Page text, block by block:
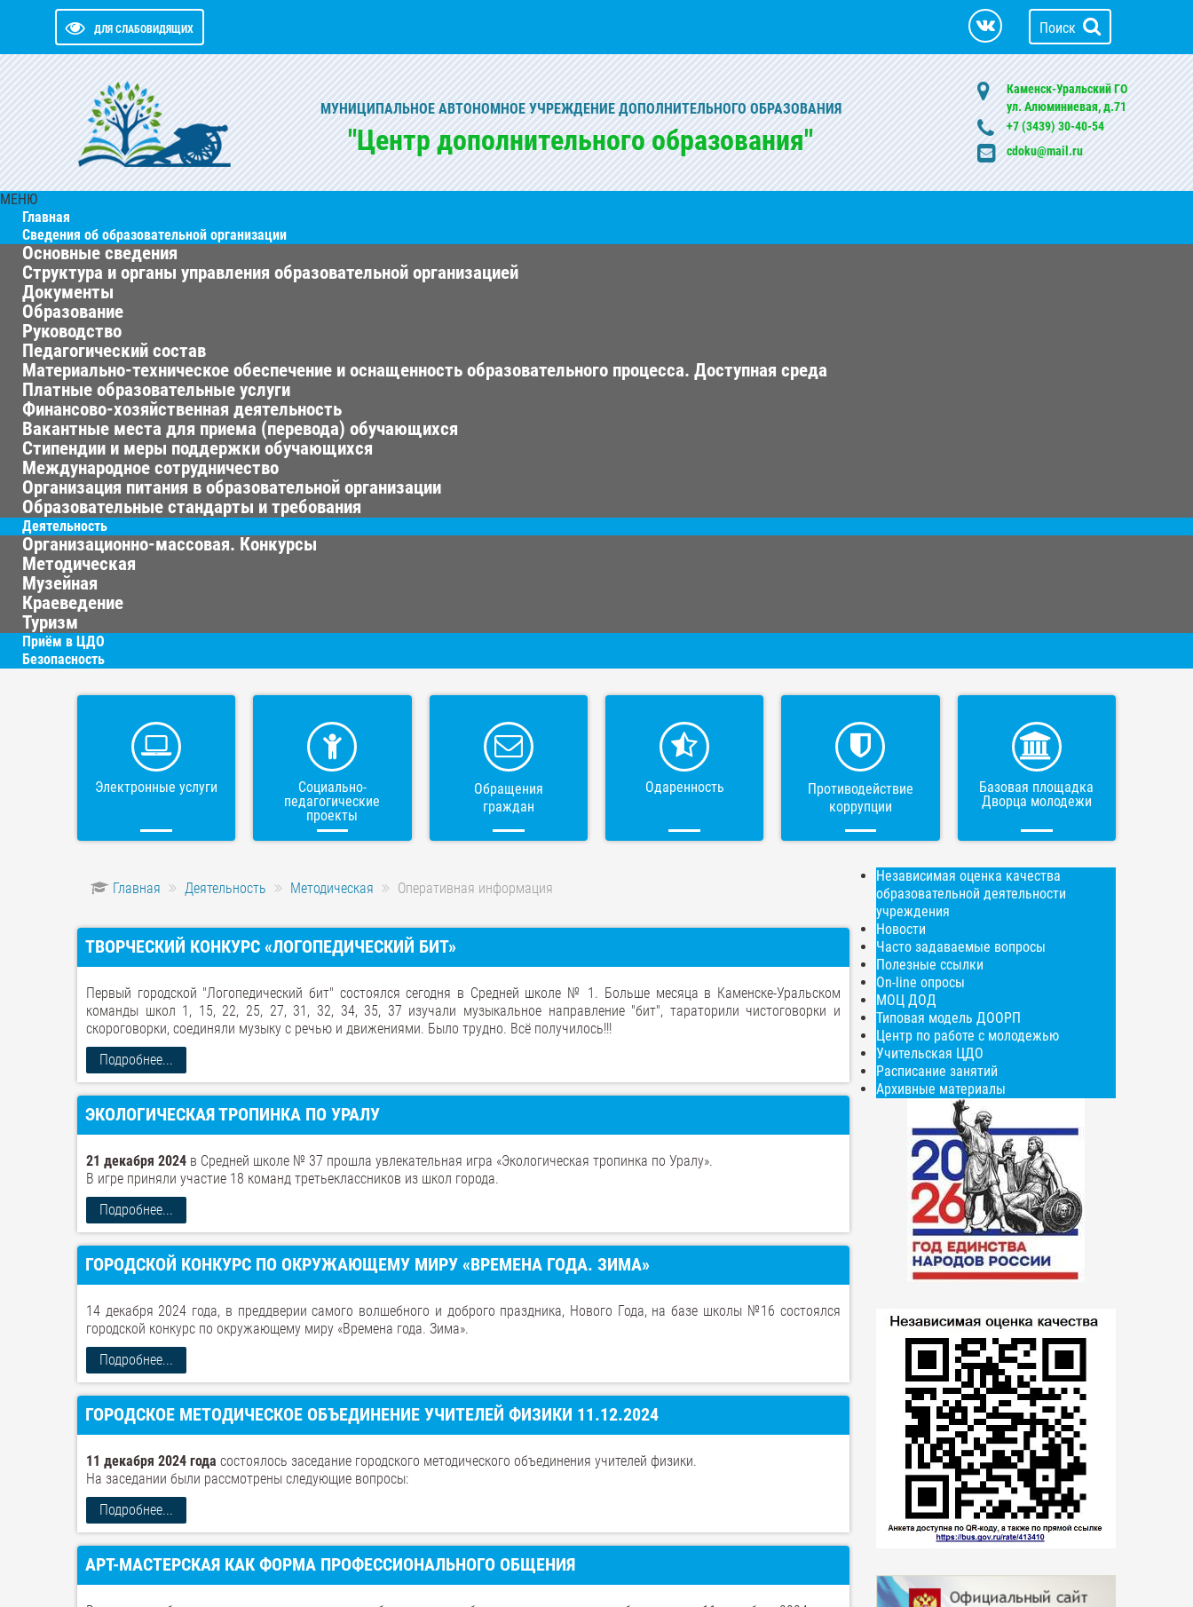
ДЛЯ СЛАБОВИДЯЩИХ Поиск
МУНИЦИПАЛЬНОЕ АВТОНОМНОЕ УЧРЕЖДЕНИЕ ДОПОЛНИТЕЛЬНОГО ОБРАЗОВАНИЯ
"Центр дополнительного образования"
Каменск-Уральский ГО
ул. Алюминиевая, д.71
+7 (3439) 30-40-54
cdoku@mail.ru
МЕНЮ
Главная
Сведения об образовательной организации
Основные сведения
Структура и органы управления образовательной организацией
Документы
Образование
Руководство
Педагогический состав
Материально-техническое обеспечение и оснащенность образовательного процесса. Доступная среда
Платные образовательные услуги
Финансово-хозяйственная деятельность
Вакантные места для приема (перевода) обучающихся
Стипендии и меры поддержки обучающихся
Международное сотрудничество
Организация питания в образовательной организации
Образовательные стандарты и требования
Деятельность
Организационно-массовая. Конкурсы
Методическая
Музейная
Краеведение
Туризм
Приём в ЦДО
Безопасность
Электронные услуги
Социально-
педагогические
проекты
Обращения
граждан
Одаренность
Противодействие
коррупции
Базовая площадка
Дворца молодежи
Главная Деятельность Методическая Оперативная информация
ТВОРЧЕСКИЙ КОНКУРС «ЛОГОПЕДИЧЕСКИЙ БИТ»
Первый городской "Логопедический бит" состоялся сегодня в Средней школе № 1. Больше месяца в Каменске-Уральском
команды школ 1, 15, 22, 25, 27, 31, 32, 34, 35, 37 изучали музыкальное направление "бит", тараторили чистоговорки и
скороговорки, соединяли музыку с речью и движениями. Было трудно. Всё получилось!!!
Подробнее...
ЭКОЛОГИЧЕСКАЯ ТРОПИНКА ПО УРАЛУ
21 декабря 2024 в Средней школе № 37 прошла увлекательная игра «Экологическая тропинка по Уралу».
В игре приняли участие 18 команд третьеклассников из школ города.
Подробнее...
ГОРОДСКОЙ КОНКУРС ПО ОКРУЖАЮЩЕМУ МИРУ «ВРЕМЕНА ГОДА. ЗИМА»
14 декабря 2024 года, в преддверии самого волшебного и доброго праздника, Нового Года, на базе школы №16 состоялся
городской конкурс по окружающему миру «Времена года. Зима».
Подробнее...
ГОРОДСКОЕ МЕТОДИЧЕСКОЕ ОБЪЕДИНЕНИЕ УЧИТЕЛЕЙ ФИЗИКИ 11.12.2024
11 декабря 2024 года состоялось заседание городского методического объединения учителей физики.
На заседании были рассмотрены следующие вопросы:
Подробнее...
АРТ-МАСТЕРСКАЯ КАК ФОРМА ПРОФЕССИОНАЛЬНОГО ОБЩЕНИЯ
Независимая оценка качества
образовательной деятельности
учреждения
Новости
Часто задаваемые вопросы
Полезные ссылки
On-line опросы
МОЦ ДОД
Типовая модель ДООРП
Центр по работе с молодежью
Учительская ЦДО
Расписание занятий
Архивные материалы